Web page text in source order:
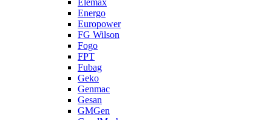
Elemax
Energo
Europower
FG Wilson
Fogo
FPT
Fubag
Geko
Genmac
Gesan
GMGen